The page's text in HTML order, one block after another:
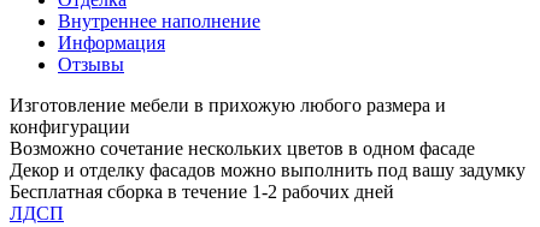
Внутреннее наполнение
Информация
Отзывы
Изготовление мебели в прихожую любого размера и
конфигурации
Возможно сочетание нескольких цветов в одном фасаде
Декор и отделку фасадов можно выполнить под вашу задумку
Бесплатная сборка в течение 1-2 рабочих дней
ЛДСП